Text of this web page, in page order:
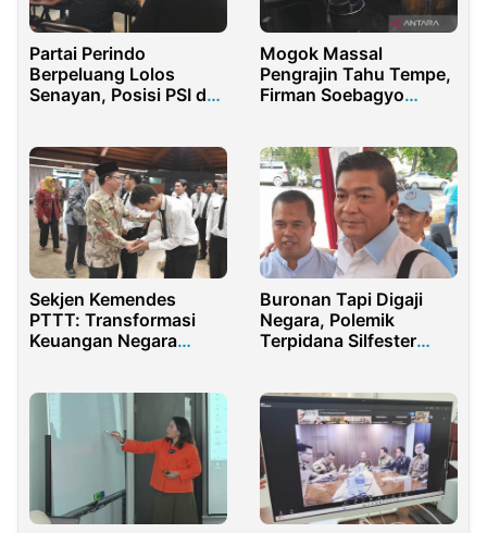
Partai Perindo
Berpeluang Lolos
Senayan, Posisi PSI dan
Mogok Massal
Pengrajin Tahu Tempe,
Firman Soebagyo
Sekjen Kemendes
PTTT: Transformasi
Keuangan Negara
Buronan Tapi Digaji
Negara, Polemik
Terpidana Silfester